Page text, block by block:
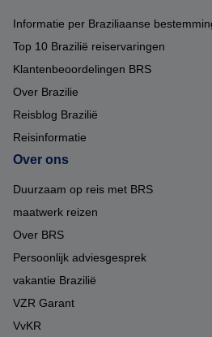
Informatie per Braziliaanse
Top 10 Brazilië reiservaringen
Klantenbeoordelingen BRS
Over Brazilie
Reisblog Brazilië
Reisinformatie
Over ons
Duurzaam op reis met BRS
maatwerk reizen
Over BRS
Persoonlijk adviesgesprek
vakantie Brazilië
VZR Garant
VvKR